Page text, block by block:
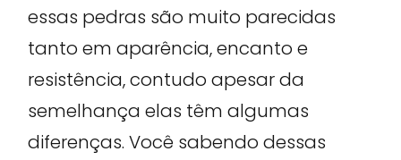
essas pedras são muito parecidas
tanto em aparência, encanto e
resistência, contudo apesar da
semelhança elas têm algumas
diferenças. Você sabendo dessas